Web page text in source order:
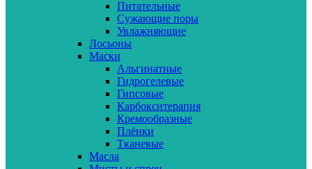
Питательные
Сужающие поры
Увлажняющие
Лосьоны
Маски
Альгинатные
Гидрогелевые
Гипсовые
Карбокситерапия
Кремообразные
Плёнки
Тканевые
Масла